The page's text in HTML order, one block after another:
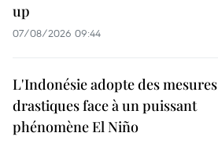
up
07/08/2026 09:44
L'Indonésie adopte des mesures
drastiques face à un puissant
phénomène El Niño